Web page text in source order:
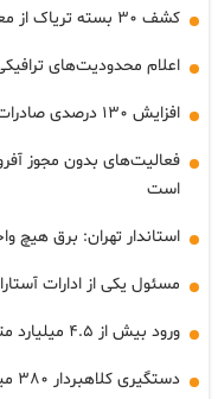
کشف ۳۰ بسته تریاک از معده مسافر اتوبوس در قائنات
اعلام محدودیت‌های
افزایش ۱۳۰ درصدی صادرات از گمرک بازرگان
فعالیت‌های بدون مجوز
است
استاندار تهران: برق هیچ
مسئول یکی از ادارات
ورود بیش از ۴.۵ میلیارد مترمکعب آب به دریاچه ارومیه
دستگیری کلاهبردار ۳۸۰ میلیاردی در استان مرکزی